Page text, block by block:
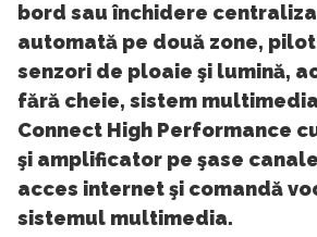
bord sau închidere
automată pe două zone,
senzori de ploaie şi lumină,
fără cheie, sistem
Connect High Performance
şi amplificator pe şase
acces internet şi comandă
sistemul multimedia.